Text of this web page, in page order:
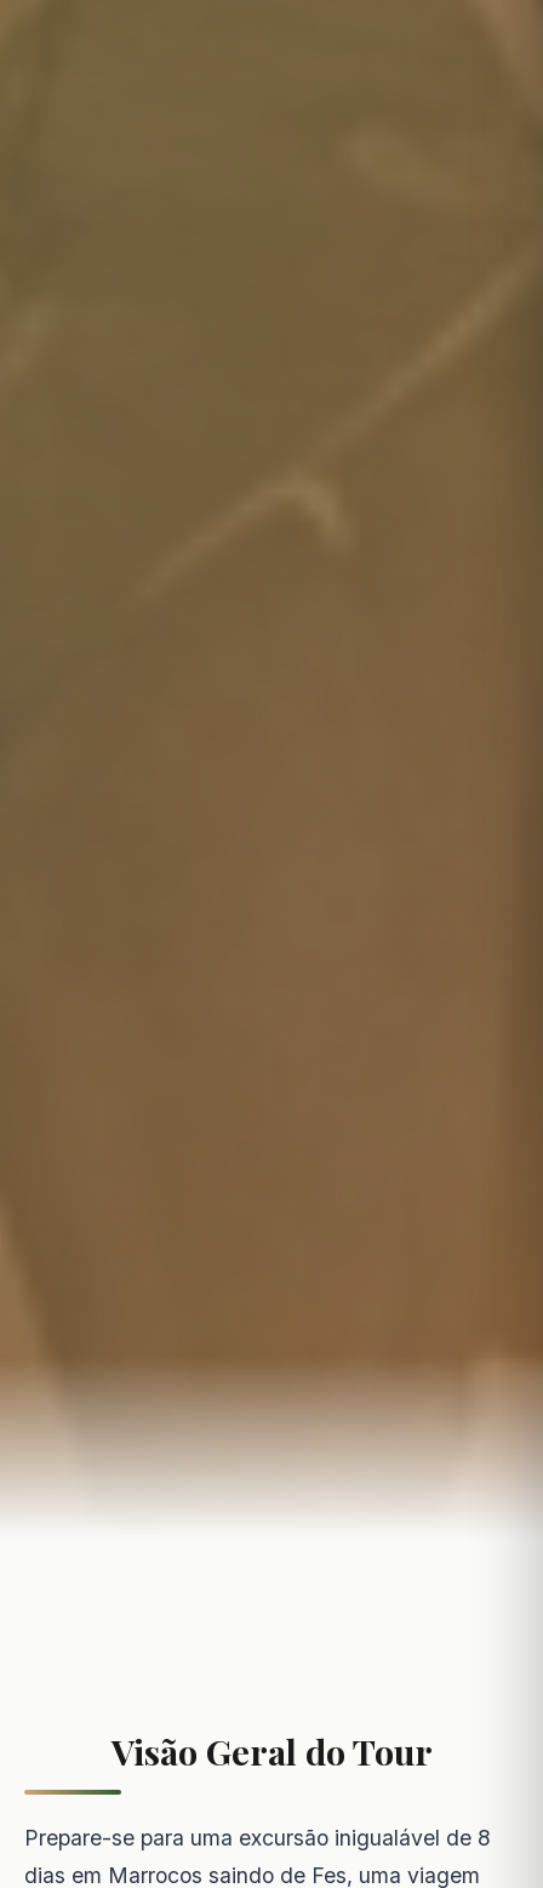
Visão Geral do Tour
Prepare-se para uma excursão inigualável de 8
dias em Marrocos saindo de Fes, uma viagem